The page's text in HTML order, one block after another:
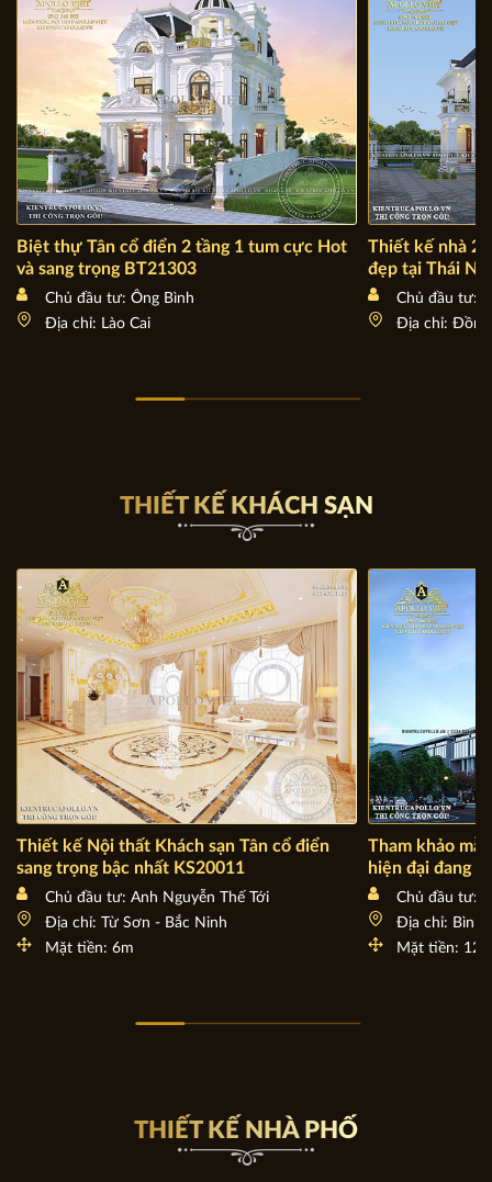
Biệt thự Tân cổ điển 2 tầng 1 tum cực Hot
và sang trọng BT21303
Chủ đầu tư: Ông Bình
Địa chỉ: Lào Cai
Thiết kế nhà 2
đẹp tại Thái
Chủ đầu tư:
Địa chỉ: Đồng
THIẾT KẾ KHÁCH SẠN
Thiết kế Nội thất Khách sạn Tân cổ điển
sang trọng bậc nhất KS20011
Chủ đầu tư: Anh Nguyễn Thế Tới
Địa chỉ: Từ Sơn - Bắc Ninh
Mặt tiền: 6m
Tham khảo
hiện đại đang
Chủ đầu tư:
Địa chỉ: Bình
Mặt tiền:
THIẾT KẾ NHÀ PHỐ